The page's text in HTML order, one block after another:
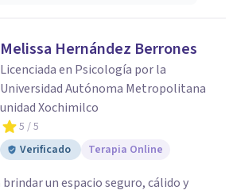
Melissa Hernández Berrones
Licenciada en Psicología por la
Universidad Autónoma Metropolitana
unidad Xochimilco
5 / 5
Verificado
Terapia Online
un espacio seguro, cálido y